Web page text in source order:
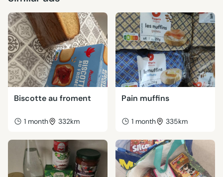
Biscotte au froment
1 month 332km
Pain muffins
1 month 335km